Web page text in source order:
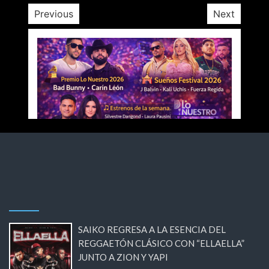
Previous Next
SAIKO REGRESA A LA ESENCIA DEL
REGGAETÓN CLÁSICO CON “ELLAELLA”
JUNTO A ZION Y YAPI